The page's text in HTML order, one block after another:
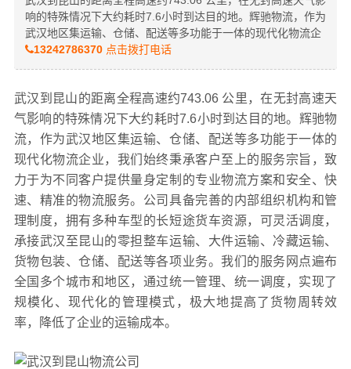
响的特殊情况下大约耗时7.6小时到达目的地。辉驰物流，作为
武汉地区集运输、仓储、配送等多功能于一体的现代化物流企
13242786370点击拨打电话
武汉到昆山的距离全程高速约743.06 公里，在无封高速天
气影响的特殊情况下大约耗时7.6小时到达目的地。辉驰物
流，作为武汉地区集运输、仓储、配送等多功能于一体的
现代化物流企业，我们始终秉承客户至上的服务宗旨，致
力于为不同客户提供量身定制的专业物流方案和安全、快
速、精准的物流服务。公司具备完善的内部组织机构和管
理制度，拥有多种车型的长短途货车资源，可灵活调度，
承接武汉至昆山的零担整车运输、大件运输、冷藏运输、
货物包装、仓储、配送等各项业务。我们的服务网点遍布
全国多个城市和地区，通过统一管理、统一调度，实现了
规模化、现代化的管理模式，极大地提高了货物周转效
率，降低了企业的运输成本。